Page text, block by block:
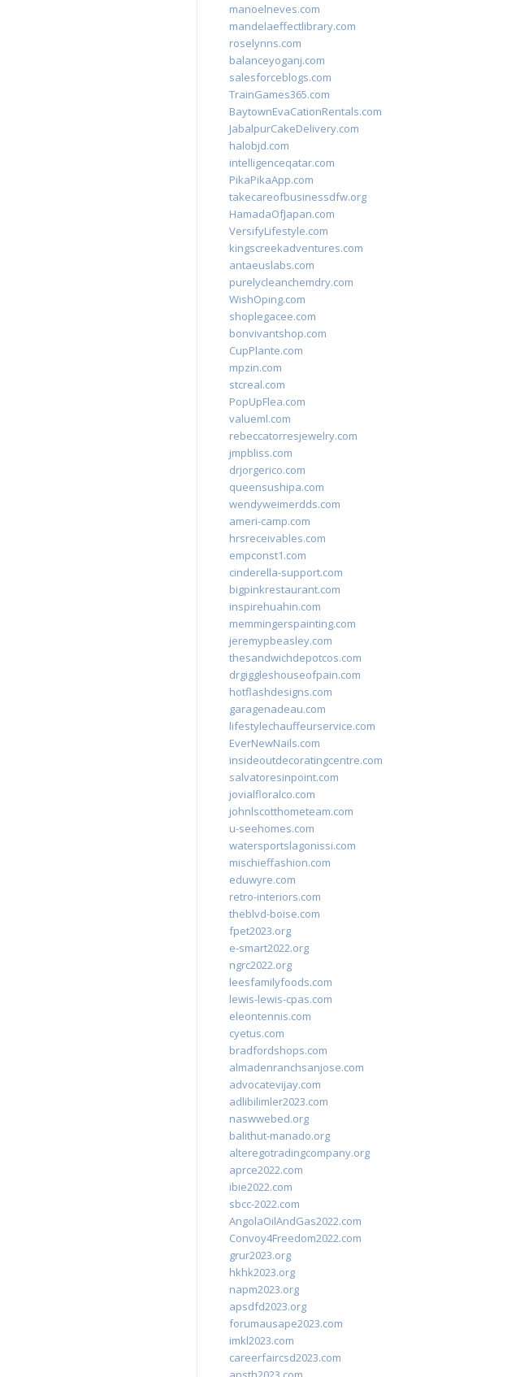
manoelneves.com
mandelaeffectlibrary.com
roselynns.com
balanceyoganj.com
salesforceblogs.com
TrainGames365.com
BaytownEvaCationRentals.com
JabalpurCakeDelivery.com
halobjd.com
intelligenceqatar.com
PikaPikaApp.com
takecareofbusinessdfw.org
HamadaOfJapan.com
VersifyLifestyle.com
kingscreekadventures.com
antaeuslabs.com
purelycleanchemdry.com
WishOping.com
shoplegacee.com
bonvivantshop.com
CupPlante.com
mpzin.com
stcreal.com
PopUpFlea.com
valueml.com
rebeccatorresjewelry.com
jmpbliss.com
drjorgerico.com
queensushipa.com
wendyweimerdds.com
ameri-camp.com
hrsreceivables.com
empconst1.com
cinderella-support.com
bigpinkrestaurant.com
inspirehuahin.com
memmingerspainting.com
jeremypbeasley.com
thesandwichdepotcos.com
drgiggleshouseofpain.com
hotflashdesigns.com
garagenadeau.com
lifestylechauffeurservice.com
EverNewNails.com
insideoutdecoratingcentre.com
salvatoresinpoint.com
jovialfloralco.com
johnlscotthometeam.com
u-seehomes.com
watersportslagonissi.com
mischieffashion.com
eduwyre.com
retro-interiors.com
theblvd-boise.com
fpet2023.org
e-smart2022.org
ngrc2022.org
leesfamilyfoods.com
lewis-lewis-cpas.com
eleontennis.com
cyetus.com
bradfordshops.com
almadenranchsanjose.com
advocatevijay.com
adlibilimler2023.com
naswwebed.org
balithut-manado.org
alteregotradingcompany.org
aprce2022.com
ibie2022.com
sbcc-2022.com
AngolaOilAndGas2022.com
Convoy4Freedom2022.com
grur2023.org
hkhk2023.org
napm2023.org
apsdfd2023.org
forumausape2023.com
imkl2023.com
careerfaircsd2023.com